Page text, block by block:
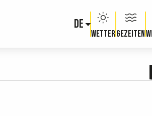
DE
WetterGezeiten